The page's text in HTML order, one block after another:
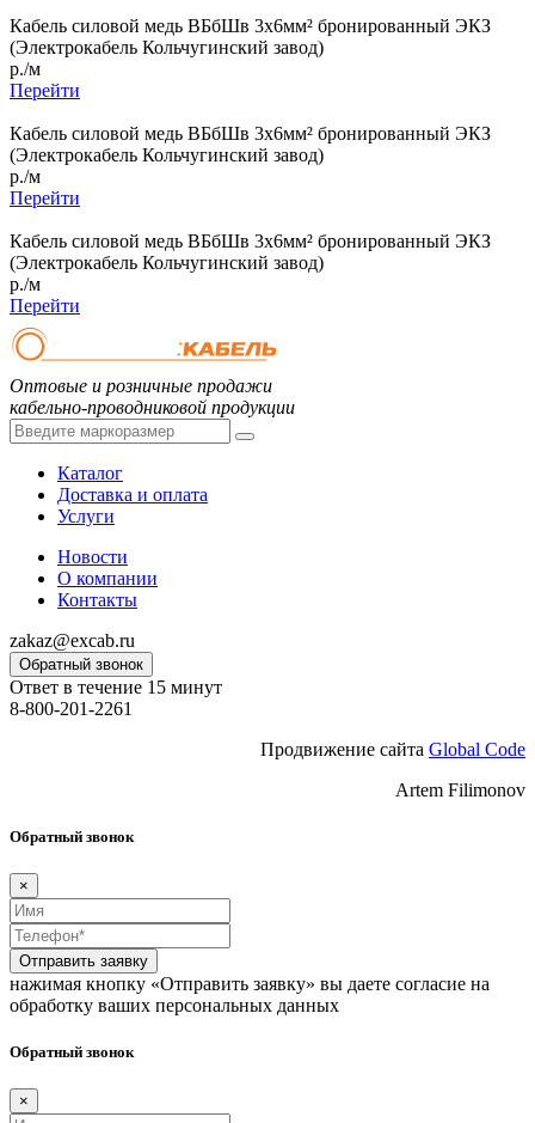
Кабель силовой медь ВБбШв 3x6мм² бронированный ЭКЗ
(Электрокабель Кольчугинский завод)
р./м
Перейти
Кабель силовой медь ВБбШв 3x6мм² бронированный ЭКЗ
(Электрокабель Кольчугинский завод)
р./м
Перейти
Кабель силовой медь ВБбШв 3x6мм² бронированный ЭКЗ
(Электрокабель Кольчугинский завод)
р./м
Перейти
Оптовые и розничные продажи
кабельно-проводниковой продукции
Каталог
Доставка и оплата
Услуги
Новости
О компании
Контакты
zakaz@excab.ru
Обратный звонок
Ответ в течение 15 минут
8-800-201-2261
Продвижение сайта Global Code
Artem Filimonov
Обратный звонок
×
Отправить заявку
нажимая кнопку «Отправить заявку» вы даете согласие на
обработку ваших персональных данных
Обратный звонок
×